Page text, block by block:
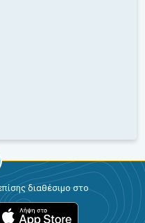
διαθέσιμο στο